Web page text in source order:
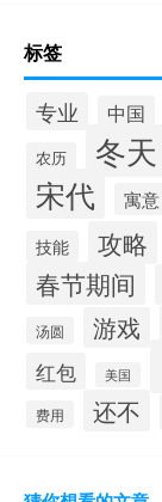
标签
专业 中国
农历 冬天
宋代 寓意
技能 攻略
春节期间
汤圆 游戏
红包
美国
费用 还不